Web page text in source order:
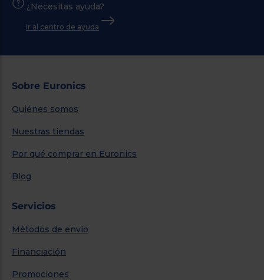
¿Necesitas ayuda?
Ir al centro de ayuda
Sobre Euronics
Quiénes somos
Nuestras tiendas
Por qué comprar en Euronics
Blog
Servicios
Métodos de envío
Financiación
Promociones